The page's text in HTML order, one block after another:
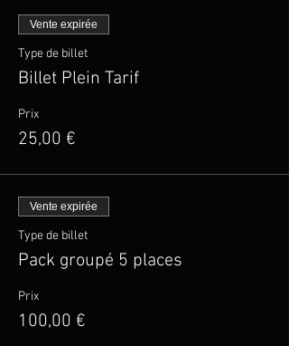
Vente expirée
Type de billet
Billet Plein Tarif
Prix
25,00 €
Vente expirée
Type de billet
Pack groupé 5 places
Prix
100,00 €